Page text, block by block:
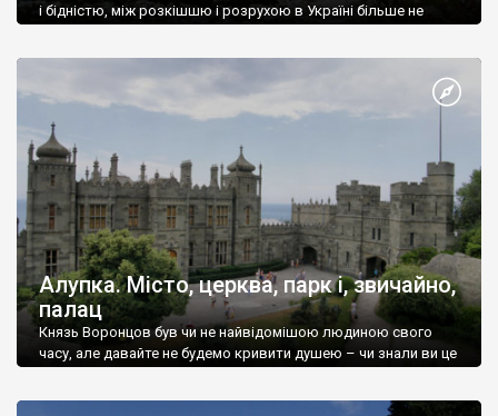
і бідністю, між розкішшю і розрухою в Україні більше не
Алупка. Місто, церква, парк і, звичайно,
палац
Князь Воронцов був чи не найвідомішою людиною свого
часу, але давайте не будемо кривити душею – чи знали ви це